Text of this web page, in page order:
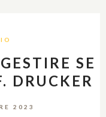
SE
DRUCKER
2023